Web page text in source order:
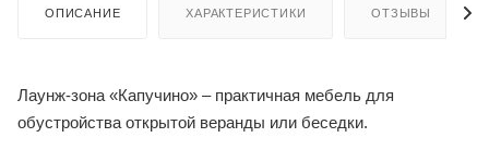
ОПИСАНИЕ ХАРАКТЕРИСТИКИ ОТЗЫВЫ
Лаунж-зона «Капучино» – практичная мебель для
обустройства открытой веранды или беседки.